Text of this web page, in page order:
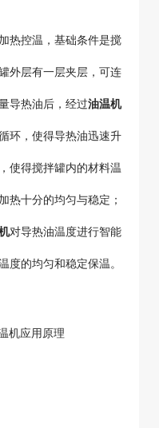
热控温，基础条件是搅
外层有一层夹层，可连
导热油后，经过油温机
环，使得导热油迅速升
使得搅拌罐内的材料温
热十分的均匀与稳定；
对导热油温度进行智能
度的均匀和稳定保温。